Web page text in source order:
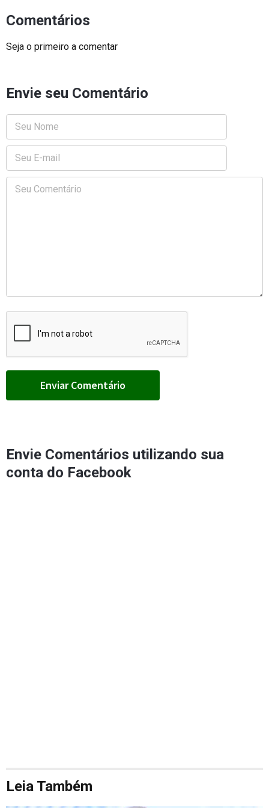
Comentários
Seja o primeiro a comentar
Envie seu Comentário
Envie Comentários utilizando sua
conta do Facebook
Leia Também